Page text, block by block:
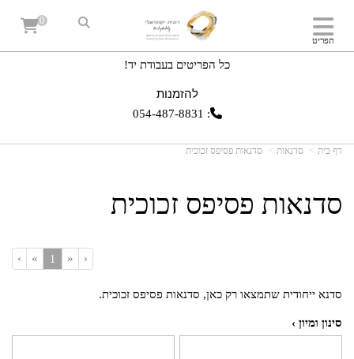
כל הפריטים בעבודת יד!
להזמנות
:
054-487-8831
תפריט
0
דף בית סדנאות סדנאות פסיפס זכוכית
סדנאות פסיפס זכוכית
‹
«
1
»
›
סדנא ייחודית שתמצאו רק כאן, סדנאות פסיפס זכוכית.
סינון ומיון ›